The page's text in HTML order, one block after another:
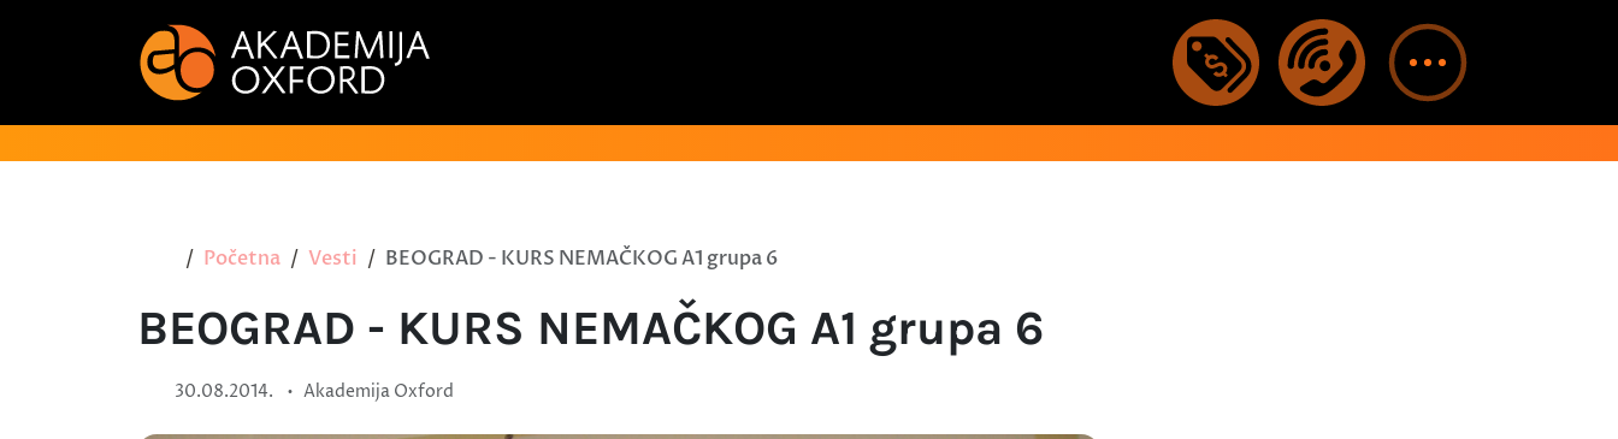
Početna Vesti BEOGRAD - KURS NEMAČKOG A1 grupa 6
BEOGRAD - KURS NEMAČKOG A1 grupa 6
30.08.2014. • Akademija Oxford